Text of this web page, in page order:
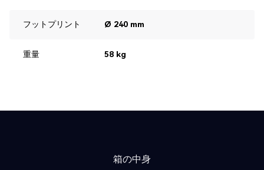
フットプリント Ø 240 mm
重量 58 kg
箱の中身